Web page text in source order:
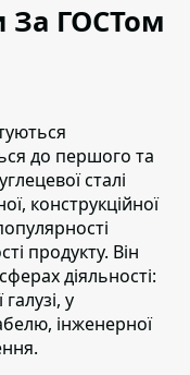
За ГОСТом
до першого та
сталі
конструкційної
продукту. Він
діяльності:
у
інженерної